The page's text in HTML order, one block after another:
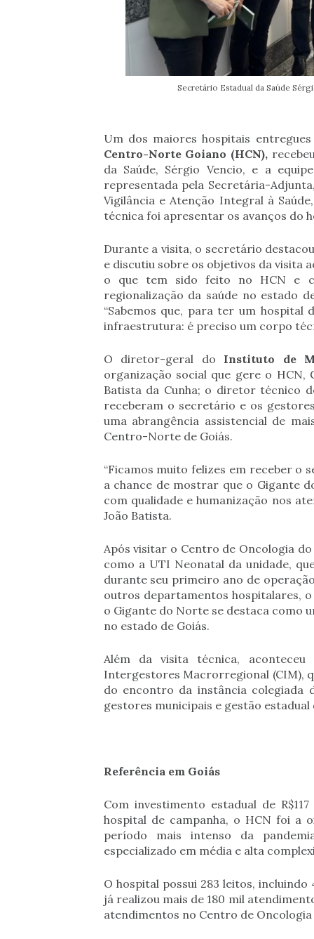
Secretário Estadual da Saúde
Um dos maiores hospitais
Centro-Norte Goiano (HCN),
da Saúde, Sérgio Vencio, e a
representada pela Secretária-
Vigilância e Atenção Integral à
técnica foi apresentar os avanços do
Durante a visita, o secretário
e discutiu sobre os objetivos da visita
o que tem sido feito no HCN e
regionalização da saúde no estado
“Sabemos que, para ter um hospital
infraestrutura: é preciso um corpo
O diretor-geral do Instituto de
organização social que gere o HCN,
Batista da Cunha; o diretor técnico
receberam o secretário e os
uma abrangência assistencial de
Centro-Norte de Goiás.
“Ficamos muito felizes em receber o
a chance de mostrar que o Gigante
com qualidade e humanização nos
João Batista.
Após visitar o Centro de Oncologia
como a UTI Neonatal da unidade,
durante seu primeiro ano de
outros departamentos hospitalares,
o Gigante do Norte se destaca como
no estado de Goiás.
Além da visita técnica,
Intergestores Macrorregional (CIM),
do encontro da instância colegiada
gestores municipais e gestão
Referência em Goiás
Com investimento estadual de
hospital de campanha, o HCN foi a
período mais intenso da
especializado em média e alta
O hospital possui 283 leitos,
já realizou mais de 180 mil
atendimentos no Centro de